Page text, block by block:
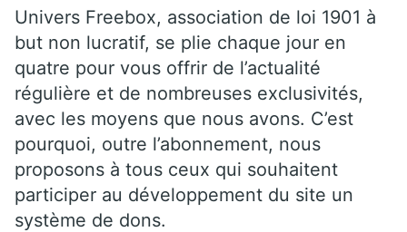
Univers Freebox, association de loi 1901 à
but non lucratif, se plie chaque jour en
quatre pour vous offrir de l’actualité
régulière et de nombreuses exclusivités,
avec les moyens que nous avons. C’est
pourquoi, outre l’abonnement, nous
proposons à tous ceux qui souhaitent
participer au développement du site un
système de dons.